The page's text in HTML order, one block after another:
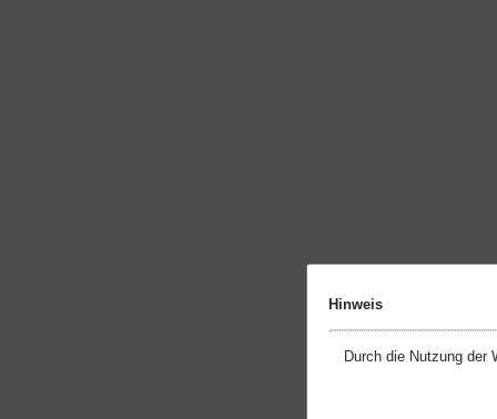
Hinweis
Durch die Nutzung der